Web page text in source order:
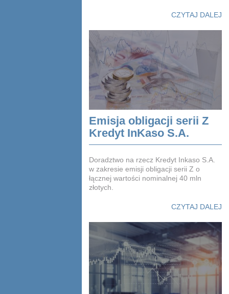
CZYTAJ DALEJ
Emisja obligacji serii Z
Kredyt InKaso S.A.
Doradztwo na rzecz Kredyt Inkaso S.A.
w zakresie emisji obligacji serii Z o
łącznej wartości nominalnej 40 mln
złotych.
CZYTAJ DALEJ